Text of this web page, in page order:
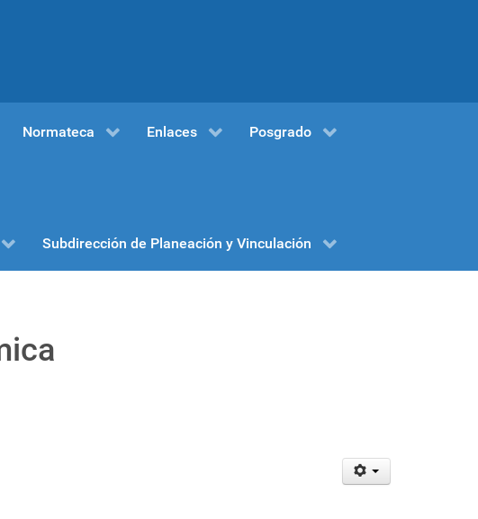
Normateca Enlaces Posgrado
Subdirección de Planeación y Vinculación